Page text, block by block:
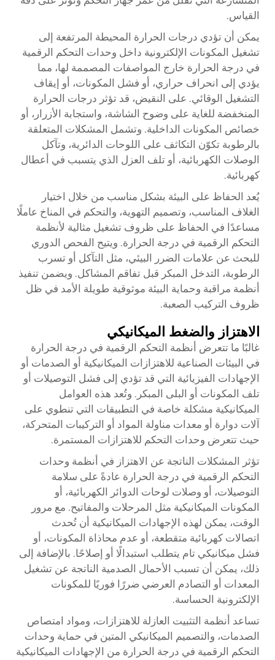
القياس.
يمكن أن تؤدي درجات الحرارة المحيطة المرتفعة إلى
تشغيل المكونات الإلكترونية داخل وحدات التحكم الرقمية
في درجة الحرارة خارج المواصفات المصممة لها، مما
يؤدي إلى انحراف حراري، أو فشل المكونات، أو إيقاف
التشغيل الوقائي. على النقيض، قد تؤثر درجات الحرارة
المنخفضة للغاية على وضوح الشاشة، واستجابة الأزرار، أو
خصائص المكونات الداخلية. وتشمل المشكلات المتعلقة
بالرطوبة تكوّن التكاثف على اللوحات الدائرية، وتآكل
الوصلات الكهربائية، أو تلف العزل الذي يتسبب في أعطال
كهربائية.
يُعد الحفاظ على البيئة بشكل مناسب من خلال اختيار
الغلاف المناسب، وتصميم التهوية، والتحكم في المناخ عاملًا
مساعدًا في الحفاظ على ظروف تشغيل مثالية لأنظمة
التحكم الرقمية في درجة الحرارة. ويتيح الفحص الدوري
للبحث عن علامات الضرر البيئي، مثل التآكل أو تسرب
الرطوبة، التدخل المبكر قبل تفاقم المشاكل. ويضمن تنفيذ
أنظمة مراقبة وحماية البيئة موثوقية طويلة الأمد في ظل
ظروف التركيب الصعبة.
الاهتزاز والضغط الميكانيكي
غالبًا ما تتعرض أنظمة التحكم الرقمية في درجة الحرارة
في البيئات الصناعية للاهتزازات الميكانيكية أو الصدمات أو
الإجهادات الفيزيائية التي قد تؤدي إلى فشل التوصيلات أو
تلف المكونات أو البلى المبكر. وتُعد هذه العوامل
الميكانيكية مشكلة خاصة في التطبيقات التي تنطوي على
آلات دوارة أو معدات مناولة المواد أو التركيبات المتحركة،
حيث تتعرض وحدات التحكم للاهتزازات المستمرة.
تؤثر المشكلات الناتجة عن الاهتزاز في أنظمة وحدات
التحكم الرقمية في درجة الحرارة عادةً على سلامة
التوصيلات، أو وصلات لوحات الدوائر الكهربائية، أو
المكونات الميكانيكية مثل المرحلات والمفاتيح. مع مرور
الوقت، يمكن لهذه الإجهادات الميكانيكية أن تُحدث
اتصالات كهربائية متقطعة، أو عدم محاذاة المكونات، أو
فشل ميكانيكي تام يتطلب استبدالًا أو إصلاحًا. بالإضافة إلى
ذلك، يمكن أن تسبب الأحمال الصدمية الناتجة عن تشغيل
المعدات أو التصادم العرضي ضررًا فوريًا للمكونات
الإلكترونية الحساسة.
تساعد أنظمة التثبيت العازلة للاهتزازات، ومواد امتصاص
الصدمات، والتصميم الميكانيكي المتين في حماية وحدات
التحكم الرقمية في درجة الحرارة من الإجهادات الميكانيكية